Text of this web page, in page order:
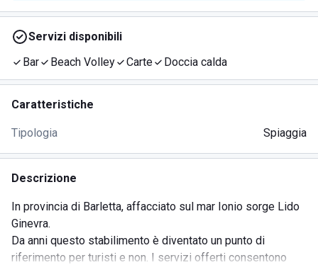
Servizi disponibili
Bar
Beach Volley Carte Doccia calda
Caratteristiche
Tipologia Spiaggia
Descrizione
In provincia di Barletta, affacciato sul mar Ionio sorge Lido
Ginevra.
Da anni questo stabilimento è diventato un punto di
riferimento per turisti e non. I servizi offerti consentono